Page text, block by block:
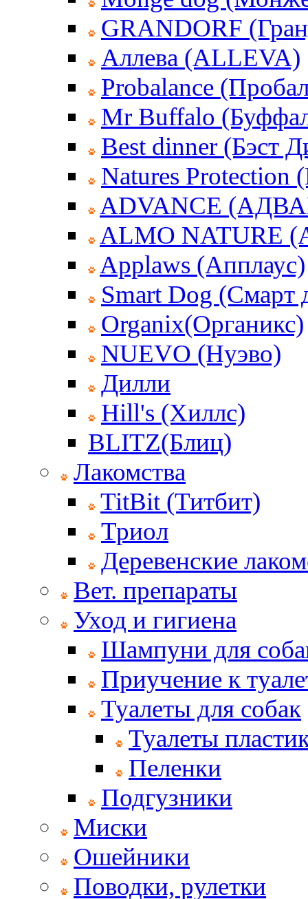
GRANDORF
Аллева (ALLEVA)
Probalance
Mr Buffalo
Best dinner (Бэст
Natures Protection
ADVANCE
ALMO
Applaws (Апплаус)
Smart Dog (Смарт
Organix(Органикс)
NUEVO (Нуэво)
Дилли
Hill's (Хиллс)
BLITZ(Блиц)
Лакомства
TitBit (Титбит)
Триол
Деревенские
Вет. препараты
Уход и гигиена
Шампуни для
Приучение к
Туалеты для собак
Туалеты
Пеленки
Подгузники
Миски
Ошейники
Поводки, рулетки